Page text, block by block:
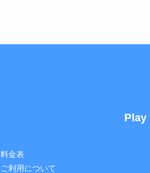
Play
料金表
ご利用について